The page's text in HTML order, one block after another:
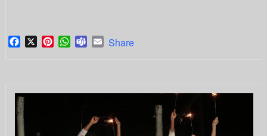
Facebook
X PinterestWhatsApp
TeamsEmail
Share